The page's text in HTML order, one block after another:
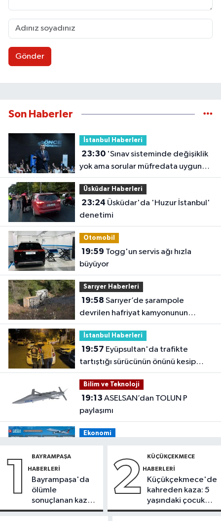
Gönder
Son Haberler
İstanbul Haberleri
23:30'Sınav sisteminde değişiklik
yok ama sorular müfredata uygun
hale gelecek'
Üsküdar Haberleri
23:24
denetimi
Otomobil
19:59
büyüyor
Sarıyer Haberleri
19:58
devrilen hafriyat kamyonunun
şoförü yaralandı
İstanbul Haberleri
19:57
tartıştığı sürücünün önünü kesip
tehdit eden saldırgana 180 bin lira
ceza
Bilim ve Teknoloji
19:13
paylaşımı
Ekonomi
milyon yolcu taşıdı
Bilim ve Teknoloji
yeni nesil uydulara taşınıyor
1 BAYRAMPAŞA
HABERLERI
Bayrampaşa'da
ölümle
sonuçlanan kaza:
Sürücü
2 KÜÇÜKÇEKMECE
HABERLERI
Küçükçekmece'de
kahreden kaza: 5
yaşındaki çocuk
yoğun bakımda